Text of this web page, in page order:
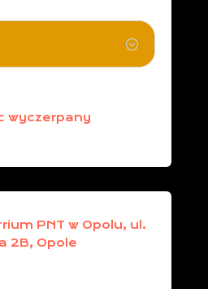
wyczerpany
PNT w Opolu, ul.
2B, Opole